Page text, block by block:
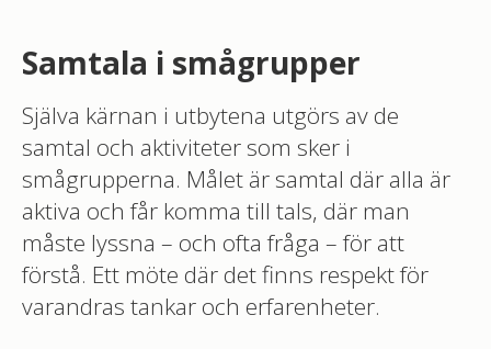
Samtala i smågrupper
Själva kärnan i utbytena utgörs av de
samtal och aktiviteter som sker i
smågrupperna. Målet är samtal där alla är
aktiva och får komma till tals, där man
måste lyssna – och ofta fråga – för att
förstå. Ett möte där det finns respekt för
varandras tankar och erfarenheter.